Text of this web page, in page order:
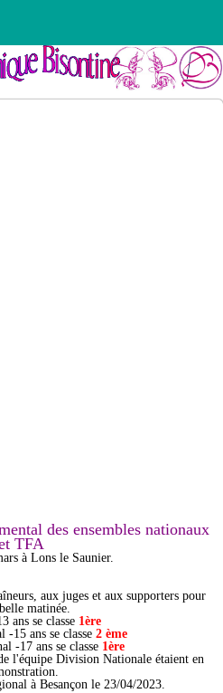
des ensembles nationaux
TFA
à Lons le Saunier.
aux juges et aux supporters pour
matinée.
ans se classe 1ère
-15 ans se classe 2 ème
-17 ans se classe 1ère
l'équipe Division Nationale étaient en
à Besançon le 23/04/2023.